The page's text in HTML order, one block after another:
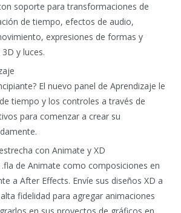
soporte para transformaciones de
de tiempo, efectos de audio,
expresiones de formas y
y luces.
El nuevo panel de Aprendizaje le
tiempo y los controles a través de
para comenzar a crear su
con Animate y XD
de Animate como composiciones en
a After Effects. Envíe sus diseños XD a
fidelidad para agregar animaciones